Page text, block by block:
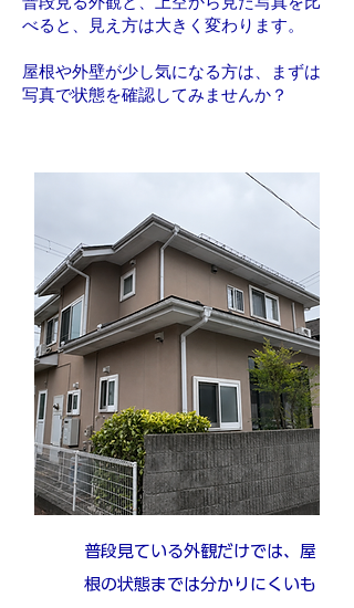
べると、見え方は大きく変わります。
屋根や外壁が少し気になる方は、まずは
写真で状態を確認してみませんか？
普段見ている外観だけでは、屋
根の状態までは分かりにくいも